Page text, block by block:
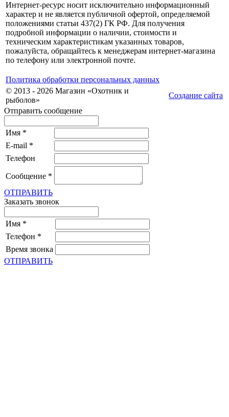
Интернет-ресурс носит исключительно информационный
характер и не является публичной офертой, определяемой
положениями статьи 437(2) ГК РФ. Для получения
подробной информации о наличии, стоимости и
техническим характеристикам указанных товаров,
пожалуйста, обращайтесь к менеджерам интернет-магазина
по телефону или электронной почте.
Политика обработки персональных данных
© 2013 - 2026 Магазин «Охотник и
рыболов»
Создание сайта
Отправить сообщение
Имя *
E-mail *
Телефон
Сообщение *
ОТПРАВИТЬ
Заказать звонок
Имя *
Телефон *
Время звонка
ОТПРАВИТЬ